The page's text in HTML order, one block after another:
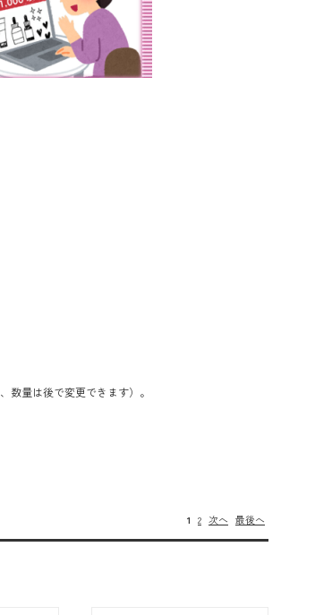
量は後で変更できます）。
1 2 次へ 最後へ